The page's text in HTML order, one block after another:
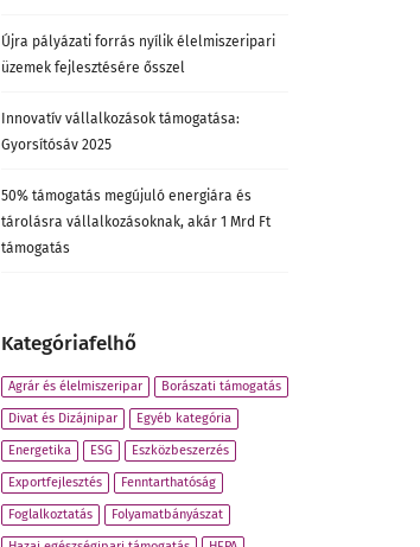
Újra pályázati forrás nyílik élelmiszeripari
üzemek fejlesztésére ősszel
Innovatív vállalkozások támogatása:
Gyorsítósáv 2025
50% támogatás megújuló energiára és
tárolásra vállalkozásoknak, akár 1 Mrd Ft
támogatás
Kategóriafelhő
Agrár és élelmiszeripar Borászati támogatás
Divat és Dizájnipar Egyéb kategória
Energetika ESG Eszközbeszerzés
Exportfejlesztés Fenntarthatóság
Foglalkoztatás Folyamatbányászat